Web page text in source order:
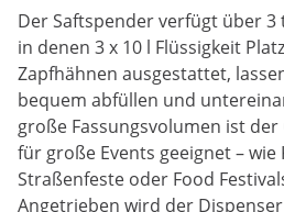
Der Saftspender verfügt über
in denen 3 x 10 l Flüssigkeit
Zapfhähnen ausgestattet,
bequem abfüllen und
große Fassungsvolumen ist
für große Events geeignet – wie
Straßenfeste oder Food
Angetrieben wird der